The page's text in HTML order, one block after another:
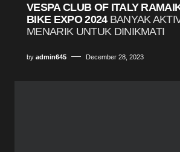
VESPA CLUB OF ITALY
BIKE EXPO 2024 BANYAK
MENARIK UNTUK DINIKMATI
by admin645 December 28, 2023